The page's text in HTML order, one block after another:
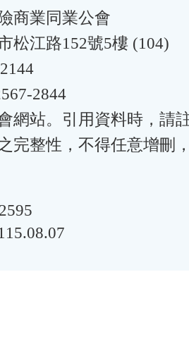
商業同業公會
松江路152號5樓 (104)
2844
網站。引用資料時，請
完整性，不得任意增刪